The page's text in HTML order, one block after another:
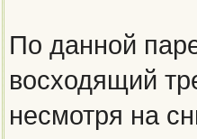
По данной
восходящий
несмотря на